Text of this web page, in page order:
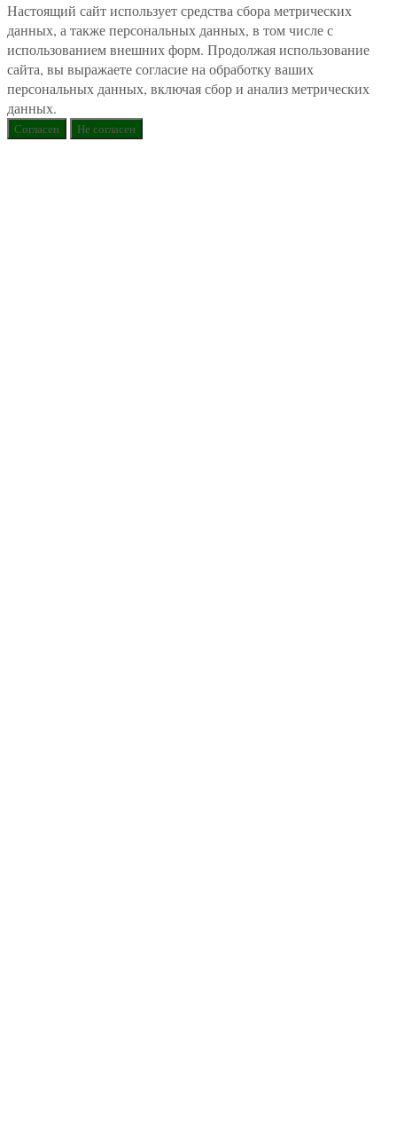
Настоящий сайт использует средства сбора метрических
данных, а также персональных данных, в том числе с
использованием внешних форм. Продолжая использование
сайта, вы выражаете согласие на обработку ваших
персональных данных, включая сбор и анализ метрических
данных.
Согласен Не согласен